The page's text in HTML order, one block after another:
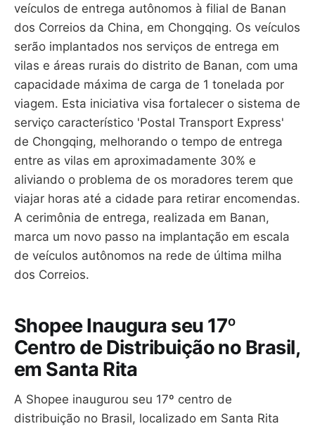
veículos de entrega autônomos à filial de Banan
dos Correios da China, em Chongqing. Os veículos
serão implantados nos serviços de entrega em
vilas e áreas rurais do distrito de Banan, com uma
capacidade máxima de carga de 1 tonelada por
viagem. Esta iniciativa visa fortalecer o sistema de
serviço característico 'Postal Transport Express'
de Chongqing, melhorando o tempo de entrega
entre as vilas em aproximadamente 30% e
aliviando o problema de os moradores terem que
viajar horas até a cidade para retirar encomendas.
A cerimônia de entrega, realizada em Banan,
marca um novo passo na implantação em escala
de veículos autônomos na rede de última milha
dos Correios.
Shopee Inaugura seu 17º
Centro de Distribuição no Brasil,
em Santa Rita
A Shopee inaugurou seu 17º centro de
distribuição no Brasil, localizado em Santa Rita